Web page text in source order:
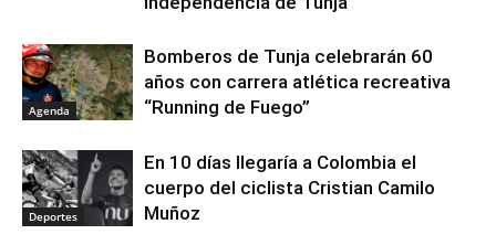
Agenda
Bomberos de Tunja celebrarán 60
años con carrera atlética recreativa
“Running de Fuego”
Deportes
En 10 días llegaría a Colombia el
cuerpo del ciclista Cristian Camilo
Muñoz